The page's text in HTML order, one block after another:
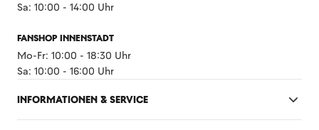
Sa: 10:00 - 14:00 Uhr
FANSHOP INNENSTADT
Mo-Fr: 10:00 - 18:30 Uhr
Sa: 10:00 - 16:00 Uhr
INFORMATIONEN & SERVICE